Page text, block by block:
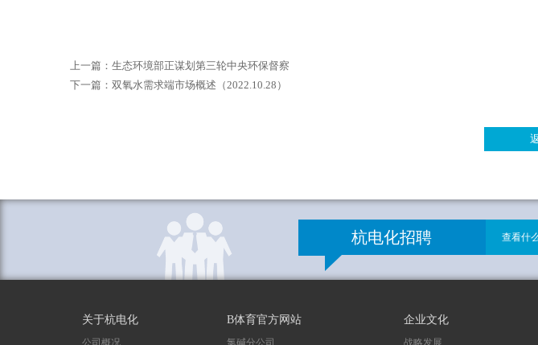
上一篇： 生态环境部正谋划第三轮中央环保督察
下一篇： 双氧水需求端市场概述（2022.10.28）
杭电化招聘 查看什
关于杭电化
公司概况
B体育官方网站
氯碱分公司
企业文化
战略发展